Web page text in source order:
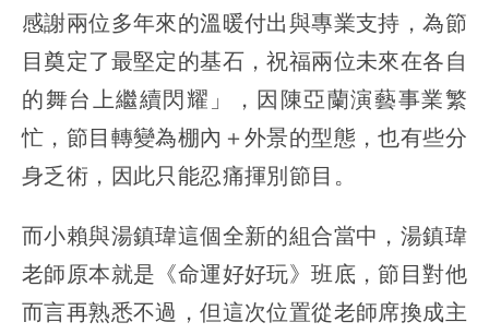
感謝兩位多年來的溫暖付出與專業支持，為節
目奠定了最堅定的基石，祝福兩位未來在各自
的舞台上繼續閃耀」，因陳亞蘭演藝事業繁
忙，節目轉變為棚內＋外景的型態，也有些分
身乏術，因此只能忍痛揮別節目。
而小賴與湯鎮瑋這個全新的組合當中，湯鎮瑋
老師原本就是《命運好好玩》班底，節目對他
而言再熟悉不過，但這次位置從老師席換成主